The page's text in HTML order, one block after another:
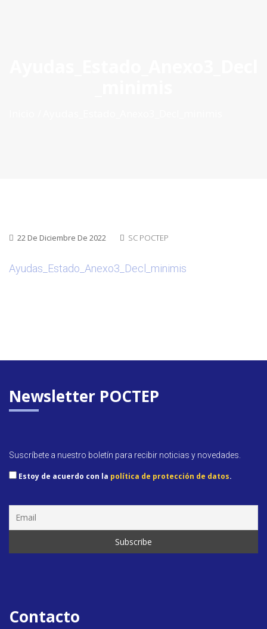
22 De Diciembre De 2022 SC POCTEP
Ayudas_Estado_Anexo3_Decl_minimis
Newsletter POCTEP
Suscríbete a nuestro boletín para recibir noticias y novedades.
Estoy de acuerdo con la política de protección de datos.
Contacto